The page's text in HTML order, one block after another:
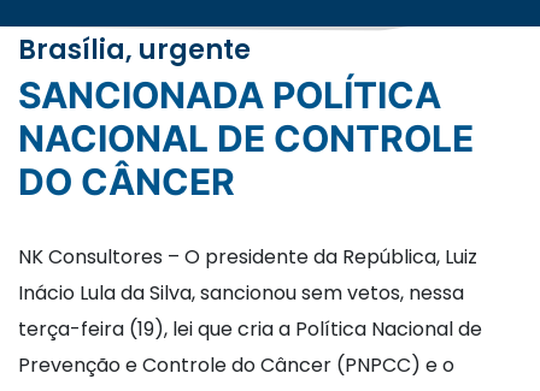
Brasília, urgente
SANCIONADA POLÍTICA
NACIONAL DE CONTROLE
DO CÂNCER
NK Consultores – O presidente da República, Luiz
Inácio Lula da Silva, sancionou sem vetos, nessa
terça-feira (19), lei que cria a Política Nacional de
Prevenção e Controle do Câncer (PNPCC) e o